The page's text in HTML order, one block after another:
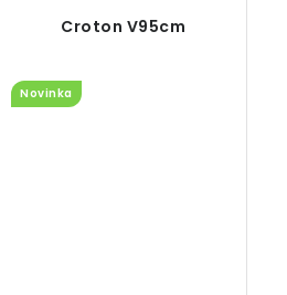
Croton V95cm
Novinka